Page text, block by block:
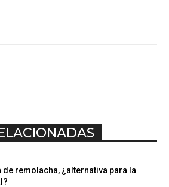
remolacha, ¿alternativa para la